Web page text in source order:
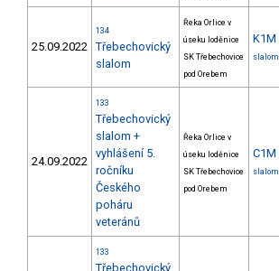
25.09.2022
134
Třebechovický
slalom
Řeka Orlice v
úseku loděnice
SK Třebechovice
pod Orebem
K1M
slalom
24.09.2022
133
Třebechovický
slalom +
vyhlášení 5.
ročníku
Českého
poháru
veteránů
Řeka Orlice v
úseku loděnice
SK Třebechovice
pod Orebem
C1M
slalom
133
Třebechovický